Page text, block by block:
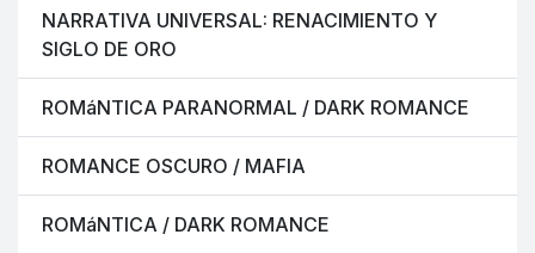
NARRATIVA UNIVERSAL: RENACIMIENTO Y
SIGLO DE ORO
ROMáNTICA PARANORMAL / DARK ROMANCE
ROMANCE OSCURO / MAFIA
ROMáNTICA / DARK ROMANCE